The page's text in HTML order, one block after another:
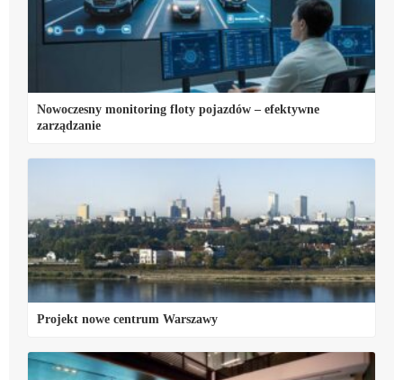
Nowoczesny monitoring floty pojazdów – efektywne
zarządzanie
Projekt nowe centrum Warszawy